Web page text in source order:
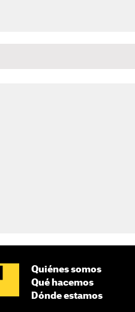
Quiénes somos
Qué hacemos
Dónde estamos